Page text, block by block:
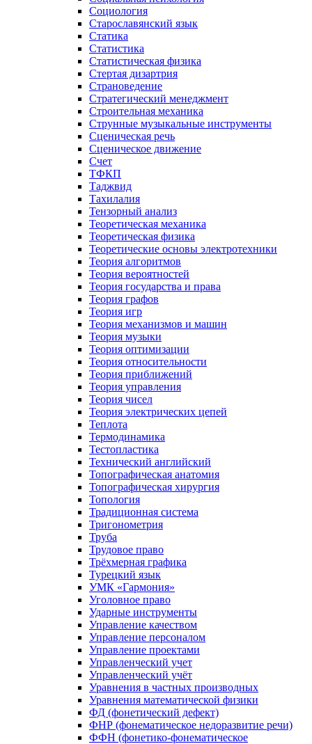
Социология
Старославянский язык
Статика
Статистика
Статистическая физика
Стертая дизартрия
Страноведение
Стратегический менеджмент
Строительная механика
Струнные музыкальные инструменты
Сценическая речь
Сценическое движение
Счет
ТФКП
Таджвид
Тахилалия
Тензорный анализ
Теоретическая механика
Теоретическая физика
Теоретические основы электротехники
Теория алгоритмов
Теория вероятностей
Теория государства и права
Теория графов
Теория игр
Теория механизмов и машин
Теория музыки
Теория оптимизации
Теория относительности
Теория приближений
Теория управления
Теория чисел
Теория электрических цепей
Теплота
Термодинамика
Тестопластика
Технический английский
Топографическая анатомия
Топографическая хирургия
Топология
Традиционная система
Тригонометрия
Труба
Трудовое право
Трёхмерная графика
Турецкий язык
УМК «Гармония»
Уголовное право
Ударные инструменты
Управление качеством
Управление персоналом
Управление проектами
Управленческий учет
Управленческий учёт
Уравнения в частных производных
Уравнения математической физики
ФД (фонетический дефект)
ФНР (фонематическое недоразвитие речи)
ФФН (фонетико-фонематическое